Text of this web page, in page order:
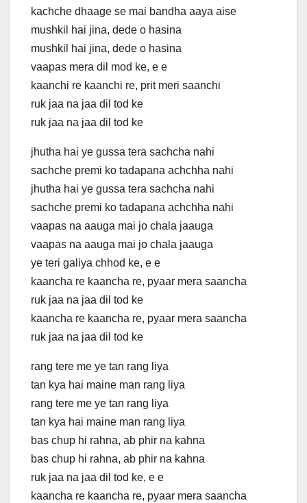
kachche dhaage se mai bandha aaya aise
mushkil hai jina, dede o hasina
mushkil hai jina, dede o hasina
vaapas mera dil mod ke, e e
kaanchi re kaanchi re, prit meri saanchi
ruk jaa na jaa dil tod ke
ruk jaa na jaa dil tod ke
jhutha hai ye gussa tera sachcha nahi
sachche premi ko tadapana achchha nahi
jhutha hai ye gussa tera sachcha nahi
sachche premi ko tadapana achchha nahi
vaapas na aauga mai jo chala jaauga
vaapas na aauga mai jo chala jaauga
ye teri galiya chhod ke, e e
kaancha re kaancha re, pyaar mera saancha
ruk jaa na jaa dil tod ke
kaancha re kaancha re, pyaar mera saancha
ruk jaa na jaa dil tod ke
rang tere me ye tan rang liya
tan kya hai maine man rang liya
rang tere me ye tan rang liya
tan kya hai maine man rang liya
bas chup hi rahna, ab phir na kahna
bas chup hi rahna, ab phir na kahna
ruk jaa na jaa dil tod ke, e e
kaancha re kaancha re, pyaar mera saancha